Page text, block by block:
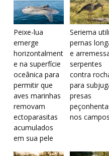
Peixe-lua
emerge
horizontalment
e na superfície
oceânica para
permitir que
aves marinhas
removam
ectoparasitas
acumulados
em sua pele
Seriema
pernas
e
serpentes
contra
para
presas
nos campos